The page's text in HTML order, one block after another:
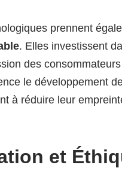
prennent
. Elles investissent
des
le développement
à réduire leur
et